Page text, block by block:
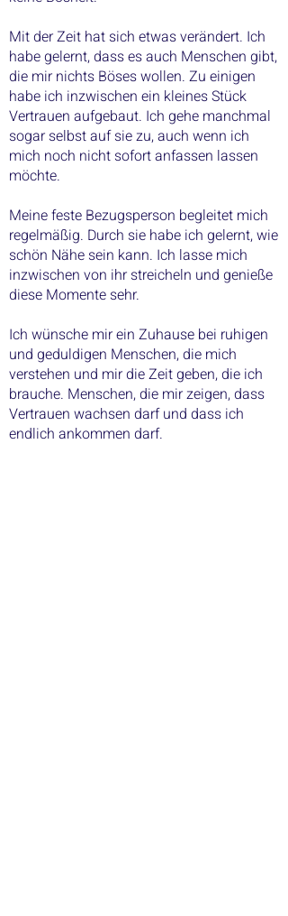
Mit der Zeit hat sich etwas verändert. Ich
habe gelernt, dass es auch Menschen gibt,
die mir nichts Böses wollen. Zu einigen
habe ich inzwischen ein kleines Stück
Vertrauen aufgebaut. Ich gehe manchmal
sogar selbst auf sie zu, auch wenn ich
mich noch nicht sofort anfassen lassen
möchte.
Meine feste Bezugsperson begleitet mich
regelmäßig. Durch sie habe ich gelernt, wie
schön Nähe sein kann. Ich lasse mich
inzwischen von ihr streicheln und genieße
diese Momente sehr.
Ich wünsche mir ein Zuhause bei ruhigen
und geduldigen Menschen, die mich
verstehen und mir die Zeit geben, die ich
brauche. Menschen, die mir zeigen, dass
Vertrauen wachsen darf und dass ich
endlich ankommen darf.